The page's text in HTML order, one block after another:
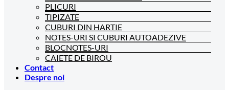
PLICURI
TIPIZATE
CUBURI DIN HARTIE
NOTES-URI SI CUBURI AUTOADEZIVE
BLOCNOTES-URI
CAIETE DE BIROU
Contact
Despre noi